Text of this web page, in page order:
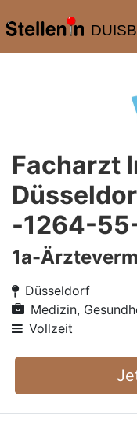
Facharzt
-1264-
1a-
Düsseldorf
Medizin,
Vollzeit